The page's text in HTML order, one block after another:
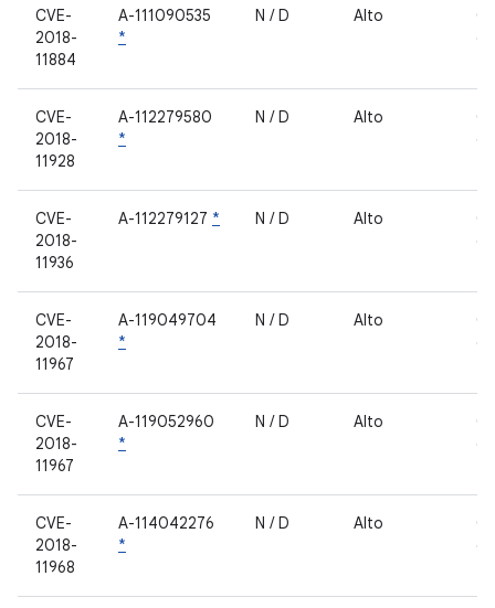
CVE-
2018-
11884
A-111090535
*
N / D Alto
CVE-
2018-
11928
A-112279580
*
N / D Alto
CVE-
2018-
11936
A-112279127 * N / D Alto
CVE-
2018-
11967
A-119049704
*
N / D Alto
CVE-
2018-
11967
A-119052960
*
N / D Alto
CVE-
2018-
11968
A-114042276
*
N / D Alto